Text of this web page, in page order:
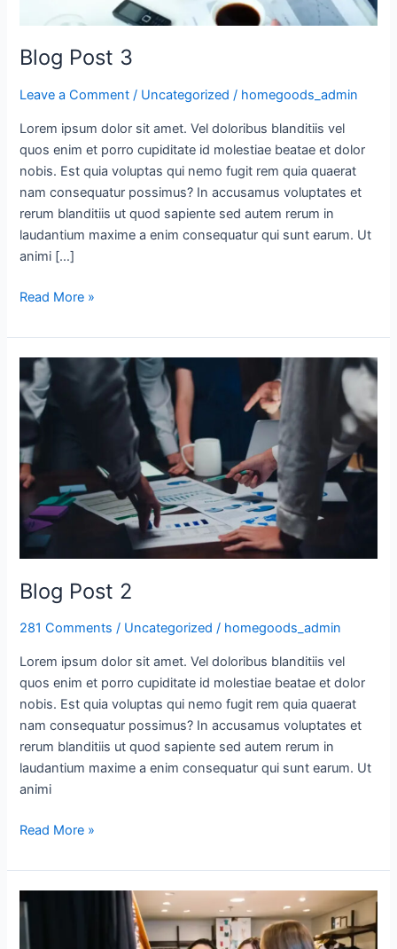
Blog Post 3
Leave a Comment / Uncategorized / homegoods_admin
Lorem ipsum dolor sit amet. Vel doloribus blanditiis vel
quos enim et porro cupiditate id molestiae beatae et dolor
nobis. Est quia voluptas qui nemo fugit rem quia quaerat
nam consequatur possimus? In accusamus voluptates et
rerum blanditiis ut quod sapiente sed autem rerum in
laudantium maxime a enim consequatur qui sunt earum. Ut
animi […]
Read More »
Blog Post 2
281 Comments / Uncategorized / homegoods_admin
Lorem ipsum dolor sit amet. Vel doloribus blanditiis vel
quos enim et porro cupiditate id molestiae beatae et dolor
nobis. Est quia voluptas qui nemo fugit rem quia quaerat
nam consequatur possimus? In accusamus voluptates et
rerum blanditiis ut quod sapiente sed autem rerum in
laudantium maxime a enim consequatur qui sunt earum. Ut
animi
Blog
Post
2
Read More »
Blog
Post